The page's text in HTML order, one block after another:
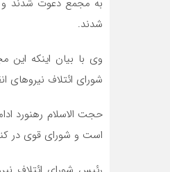
شدند.
وی با بیان اینکه
شورای ائتلاف نیروهای
حجت الاسلام رهنورد
است و شورای قوی در